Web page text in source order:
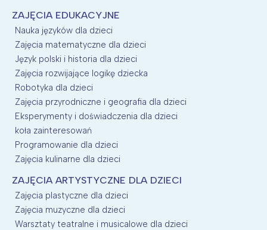
ZAJĘCIA EDUKACYJNE
Nauka języków dla dzieci
Zajęcia matematyczne dla dzieci
Język polski i historia dla dzieci
Zajęcia rozwijające logikę dziecka
Robotyka dla dzieci
Zajęcia przyrodniczne i geografia dla dzieci
Eksperymenty i doświadczenia dla dzieci
koła zainteresowań
Programowanie dla dzieci
Zajęcia kulinarne dla dzieci
ZAJĘCIA ARTYSTYCZNE DLA DZIECI
Zajęcia plastyczne dla dzieci
Zajęcia muzyczne dla dzieci
Warsztaty teatralne i musicalowe dla dzieci